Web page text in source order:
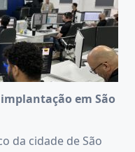
em São
da cidade de São